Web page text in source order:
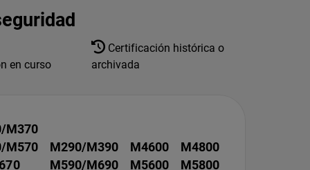
en curso
Certificación histórica o
archivada
M370
M570
M290/M390
M590/M690
M4600
M5600
M4800
M5800